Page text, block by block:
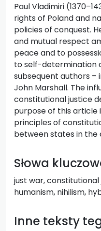
Paul Vladimiri
rights of Poland and
policies of conquest.
and mutual respect
peace and to
to self-determination
subsequent authors –
John Marshall. The
constitutional justice
purpose of this article
principles of
between states in the
Słowa
just war,
humanism, nihilism,
Inne teksty